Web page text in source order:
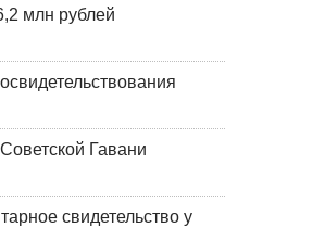
млн рублей
Гавани
свидетельство у